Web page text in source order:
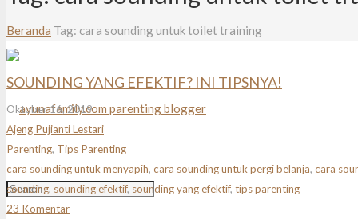
Beranda Tag: cara sounding untuk toilet training
SOUNDING YANG EFEKTIF? INI TIPSNYA!
Oktober 16, 2019
Ajeng Pujianti Lestari
Parenting, Tips Parenting
cara sounding untuk menyapih, cara sounding untuk pergi belanja, cara
sounding, sounding efektif, sounding yang efektif, tips parenting
23 Komentar